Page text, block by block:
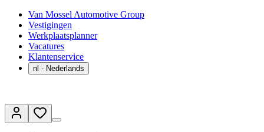
Van Mossel Automotive Group
Vestigingen
Werkplaatsplanner
Vacatures
Klantenservice
nl - Nederlands